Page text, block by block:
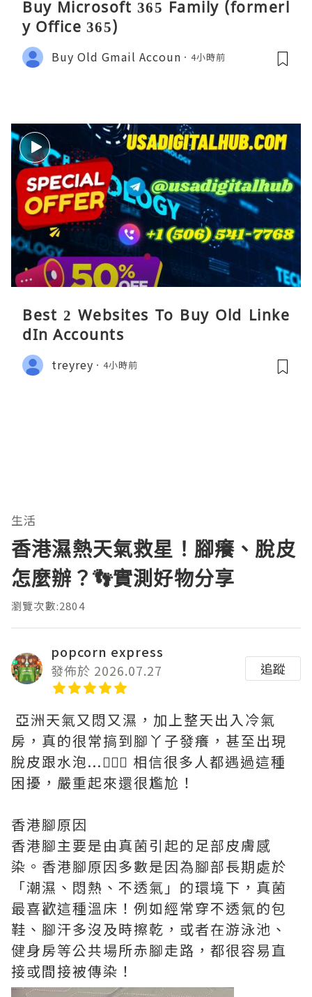
Buy Microsoft 365 Family (formerl
y Office 365)
Buy Old Gmail Accoun 4小時前
Best 2 Websites To Buy Old Linke
dIn Accounts
treyrey 4小時前
生活
香港濕熱天氣救星！腳癢、脫皮
怎麼辦？👣實測好物分享
瀏覽次數:2804
popcorn express
發佈於 2026.07.27
追蹤
亞洲天氣又悶又濕，加上整天出入冷氣
房，真的很常搞到腳丫子發癢，甚至出現
脫皮跟水泡...🤦🏻‍♀️ 相信很多人都遇過這種
困擾，嚴重起來還很尷尬！
香港腳原因
香港腳主要是由真菌引起的足部皮膚感
染。香港腳原因多數是因為腳部長期處於
「潮濕、悶熱、不透氣」的環境下，真菌
最喜歡這種溫床！例如經常穿不透氣的包
鞋、腳汗多沒及時擦乾，或者在游泳池、
健身房等公共場所赤腳走路，都很容易直
接或間接被傳染！